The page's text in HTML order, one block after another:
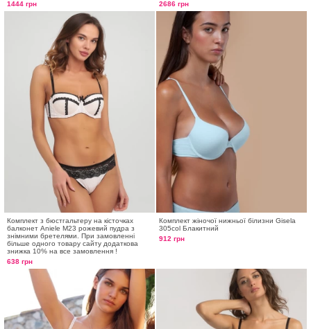
1444 грн
2686 грн
Комплект з бюстгальтеру на кісточках
балконет Aniele М23 рожевий пудра з
знімними бретелями. При замовленні
більше одного товару сайту додаткова
знижка 10% на все замовлення !
638 грн
Комплект жіночої нижньої білизни Gisela
305col Блакитний
912 грн